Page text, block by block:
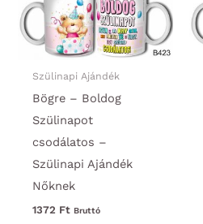
Szülinapi Ajándék
Bögre – Boldog
Szülinapot
csodálatos –
Szülinapi Ajándék
Nőknek
1372 Ft Bruttó